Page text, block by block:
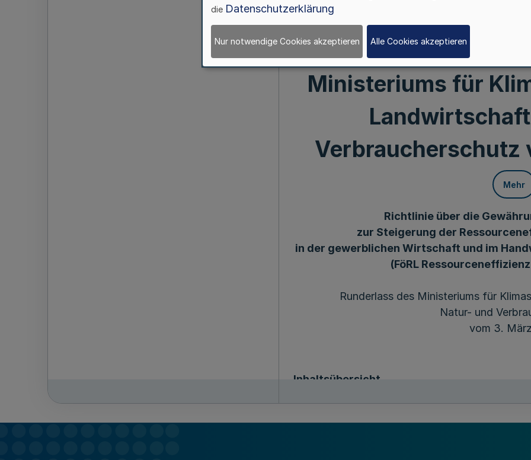
Westfalen (FöRL
Nachhaltigkeit)
Ministeriums für
Verbraucherschutz
Mehr
Richtlinie über die
zur Steigerung der
in der gewerblichen Wirtschaft und im
(FöRL
Runderlass des Ministeriums für
Natur- und
vom 3.
Inhaltsübersicht
die Datenschutzerklärung
Nur notwendige Cookies akzeptieren Alle Cookies akzeptieren